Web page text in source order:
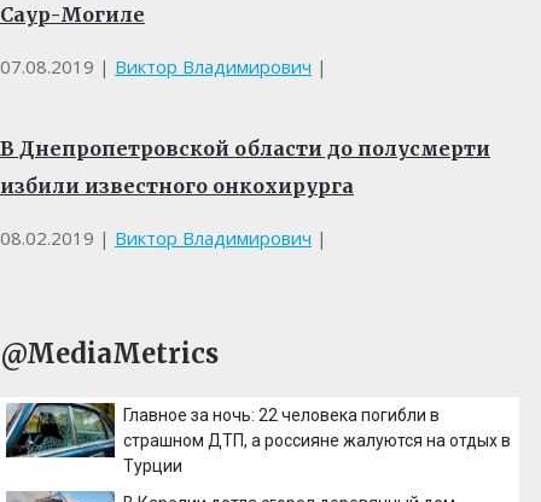
Саур-Могиле
07.08.2019 | Виктор Владимирович |
В Днепропетровской области до полусмерти
избили известного онкохирурга
08.02.2019 | Виктор Владимирович |
@MediaMetrics
Главное за ночь: 22 человека погибли в
страшном ДТП, а россияне жалуются на отдых в
Турции